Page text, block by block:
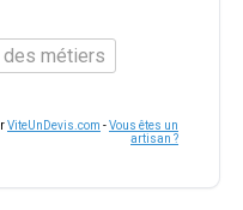
des métiers
ViteUnDevis.com -Vous êtes un
artisan ?